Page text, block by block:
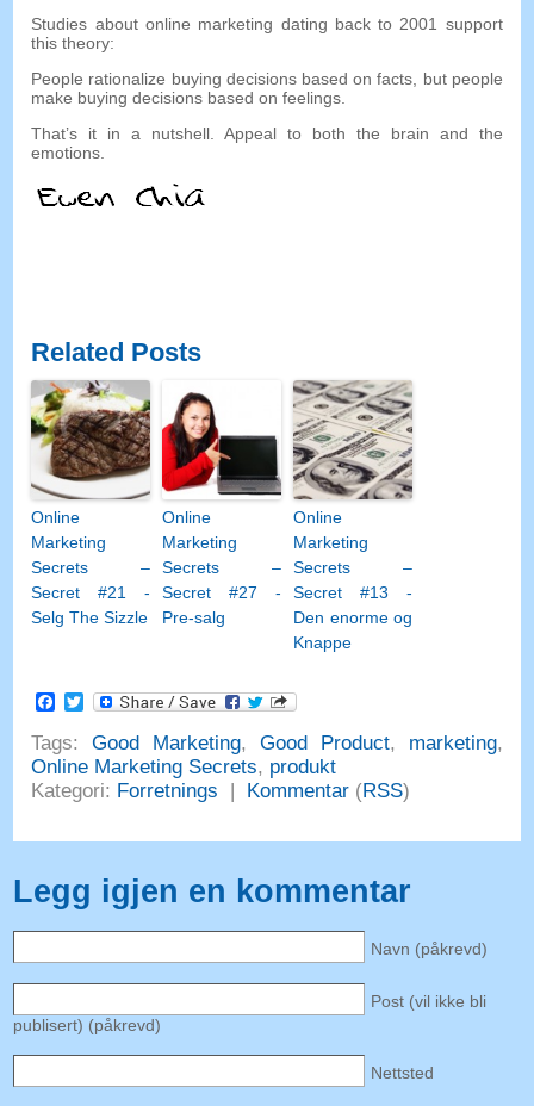
Studies about online marketing dating back to 2001 support
this theory:
People rationalize buying decisions based on facts, but people
make buying decisions based on feelings.
That’s it in a nutshell.Appeal to both the brain and the
emotions.
Related Posts
Online
Marketing
Secrets –
Secret #21 -
Selg The Sizzle
Online
Marketing
Secrets –
Secret #27 -
Pre-salg
Online
Marketing
Secrets –
Secret #13 -
Den enorme og
Knappe
Facebook
Twitter
Tags:Good Marketing, Good Product, marketing,
Online Marketing Secrets, produkt
Kategori: Forretnings Kommentar (RSS)
Legg igjen en kommentar
Navn (påkrevd)
Post (vil ikke bli
publisert) (påkrevd)
Nettsted